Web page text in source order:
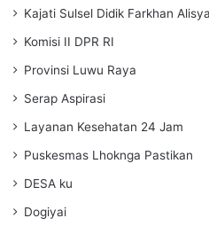
Kajati Sulsel Didik Farkhan
Komisi II DPR RI
Provinsi Luwu Raya
Serap Aspirasi
Layanan Kesehatan 24 Jam
Puskesmas Lhoknga Pastikan
DESA ku
Dogiyai